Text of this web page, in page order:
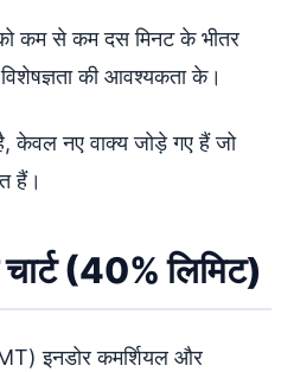
कम से कम दस मिनट के भीतर
की आवश्यकता के।
केवल नए वाक्य जोड़े गए हैं जो
हैं।
(40% लिमिट)
इनडोर कमर्शियल और